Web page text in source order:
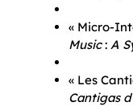
« Micro-
Music: A
« Les
Cantigas